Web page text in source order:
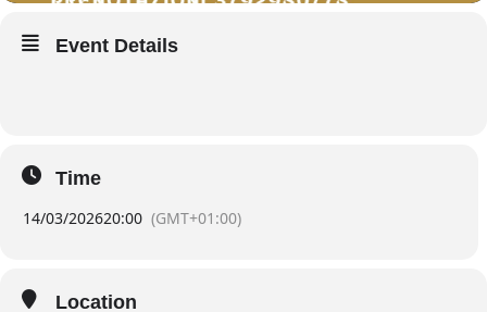
Event Details
Time
14/03/202620:00 (GMT+01:00)
Location